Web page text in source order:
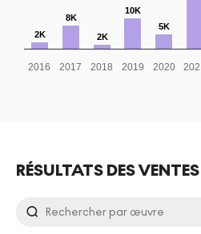
2K
8K
2K
10K
5K
2016 2017 2018 2019 2020
RÉSULTATS DES